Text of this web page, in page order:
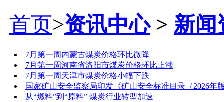
首页>资讯中心> 新闻
7月第一周内蒙古煤炭价格环比微降
7月第一周河南省洛阳市煤炭价格环比上涨
7月第一周天津市煤炭价格小幅下跌
国家矿山安全监察局印发《矿山安全标准目录（2026年
从“燃料”到“原料” 煤炭行业转型加速